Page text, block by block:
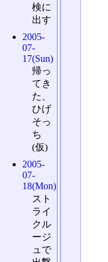
検に
出す
2005-
07-
17(Sun)
帰っ
てき
た、
ひげ
そっ
ち
(仮)
2005-
07-
18(Mon)
スト
ライ
クル
ージ
ュで